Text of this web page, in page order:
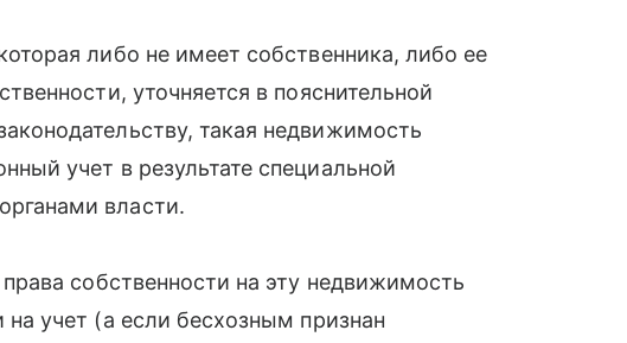
либо не имеет собственника, либо ее
уточняется в пояснительной
такая недвижимость
учет в результате специальной
власти.
собственности на эту недвижимость
учет (а если бесхозным признан